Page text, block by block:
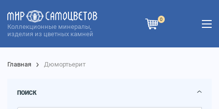
Коллекционные минералы,
изделия из цветных камней
0
Главная Дюмортьерит
ПОИСК